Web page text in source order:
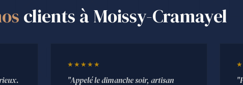
clients à Moissy-Cramayel
★★★★★
"Appelé le dimanche soir, artisan